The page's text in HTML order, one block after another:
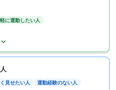
に運動したい人
見せたい人 運動経験のない人